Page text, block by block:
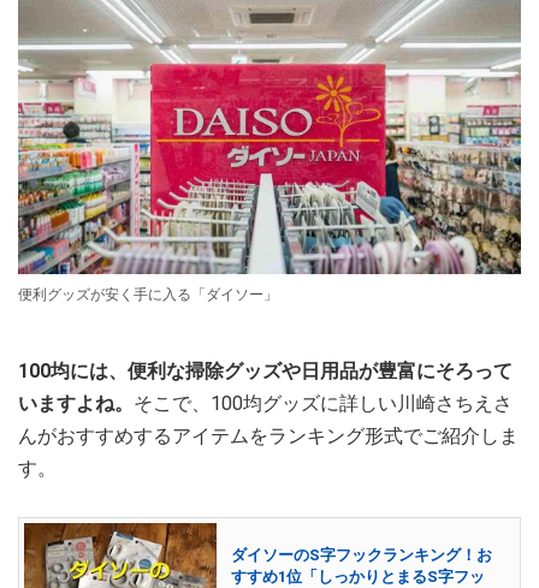
便利グッズが安く手に入る「ダイソー」
100均には、便利な掃除グッズや日用品が豊富にそろって
いますよね。 そこで、100均グッズに詳しい川崎さちえさ
んがおすすめするアイテムをランキング形式でご紹介しま
す。
ダイソーのS字フックランキング！お
すすめ1位「しっかりとまるS字フッ